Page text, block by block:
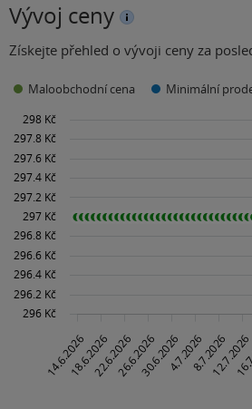
Vývoj ceny
Získejte přehled o vývoji ceny za
Maloobchodní cena Minimální